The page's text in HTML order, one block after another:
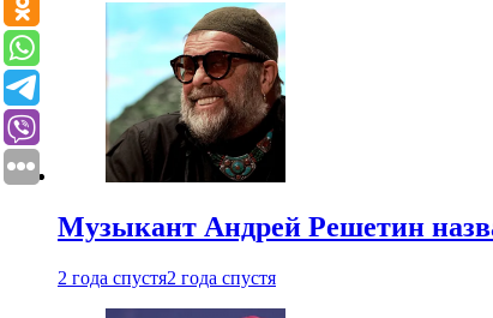
Музыкант Андрей Решетин
2 года спустя2 года спустя